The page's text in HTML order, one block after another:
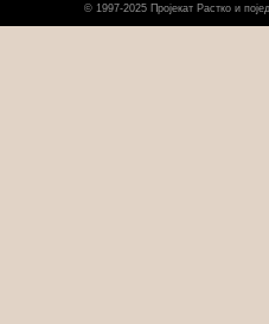
© 1997-2025 Пројекат Растко и